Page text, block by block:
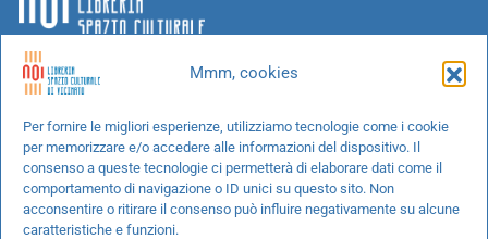
Mmm, cookies
Per fornire le migliori esperienze, utilizziamo tecnologie come i cookie
per memorizzare e/o accedere alle informazioni del dispositivo. Il
consenso a queste tecnologie ci permetterà di elaborare dati come il
comportamento di navigazione o ID unici su questo sito. Non
acconsentire o ritirare il consenso può influire negativamente su alcune
caratteristiche e funzioni.
Chi siamo
Progetti speciali
Richiedi un libro
Spedizioni